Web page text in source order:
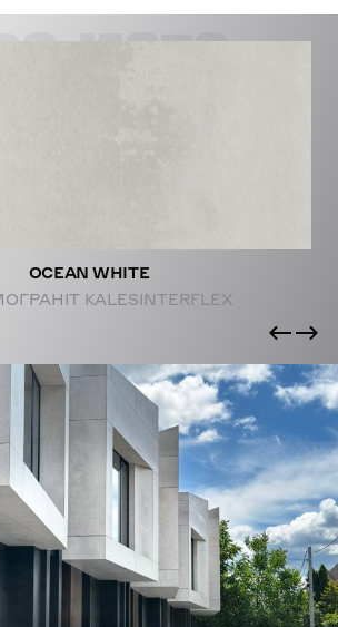
OCEAN WHITE
KALESINTERFLEX